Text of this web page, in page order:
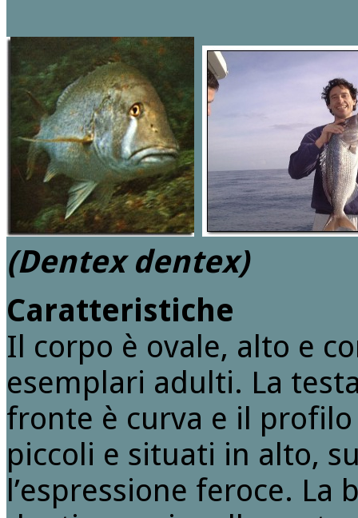
(Dentex dentex)
Caratteristiche
Il corpo è ovale, alto e
esemplari adulti. La
fronte è curva e il
piccoli e situati in alto,
l’espressione feroce. La